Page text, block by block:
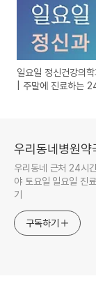
일요일 정신건강의
| 주말에 진료하는
우리동네병원약
우리동네 근처 24시
야 토요일 일요일 진
기
구독하기